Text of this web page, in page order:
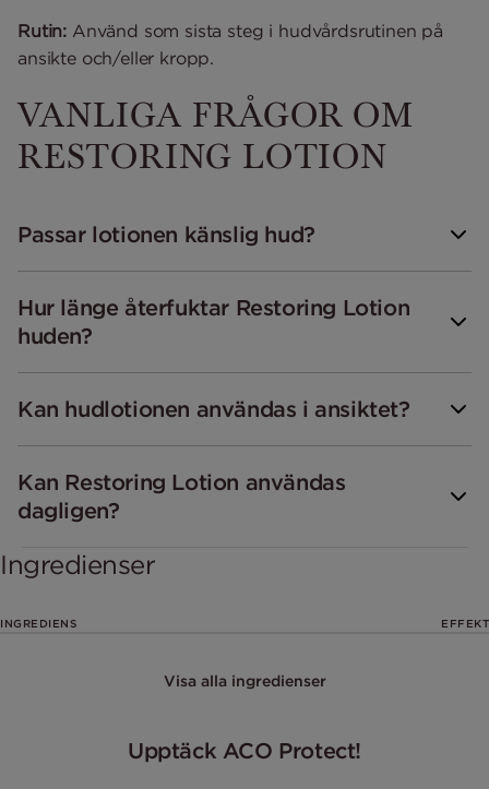
Rutin: Använd som sista steg i hudvårdsrutinen på
ansikte och/eller kropp.
VANLIGA FRÅGOR OM
RESTORING LOTION
Passar lotionen känslig hud?
Hur länge återfuktar Restoring Lotion
huden?
Kan hudlotionen användas i ansiktet?
Kan Restoring Lotion användas
dagligen?
Ingredienser
INGREDIENS EFFEKT
Visa alla ingredienser
Upptäck ACO Protect!